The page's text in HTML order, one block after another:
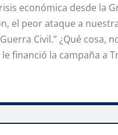
económica desde la
el peor ataque a
Civil.” ¿Qué cosa,
le financió la campaña a